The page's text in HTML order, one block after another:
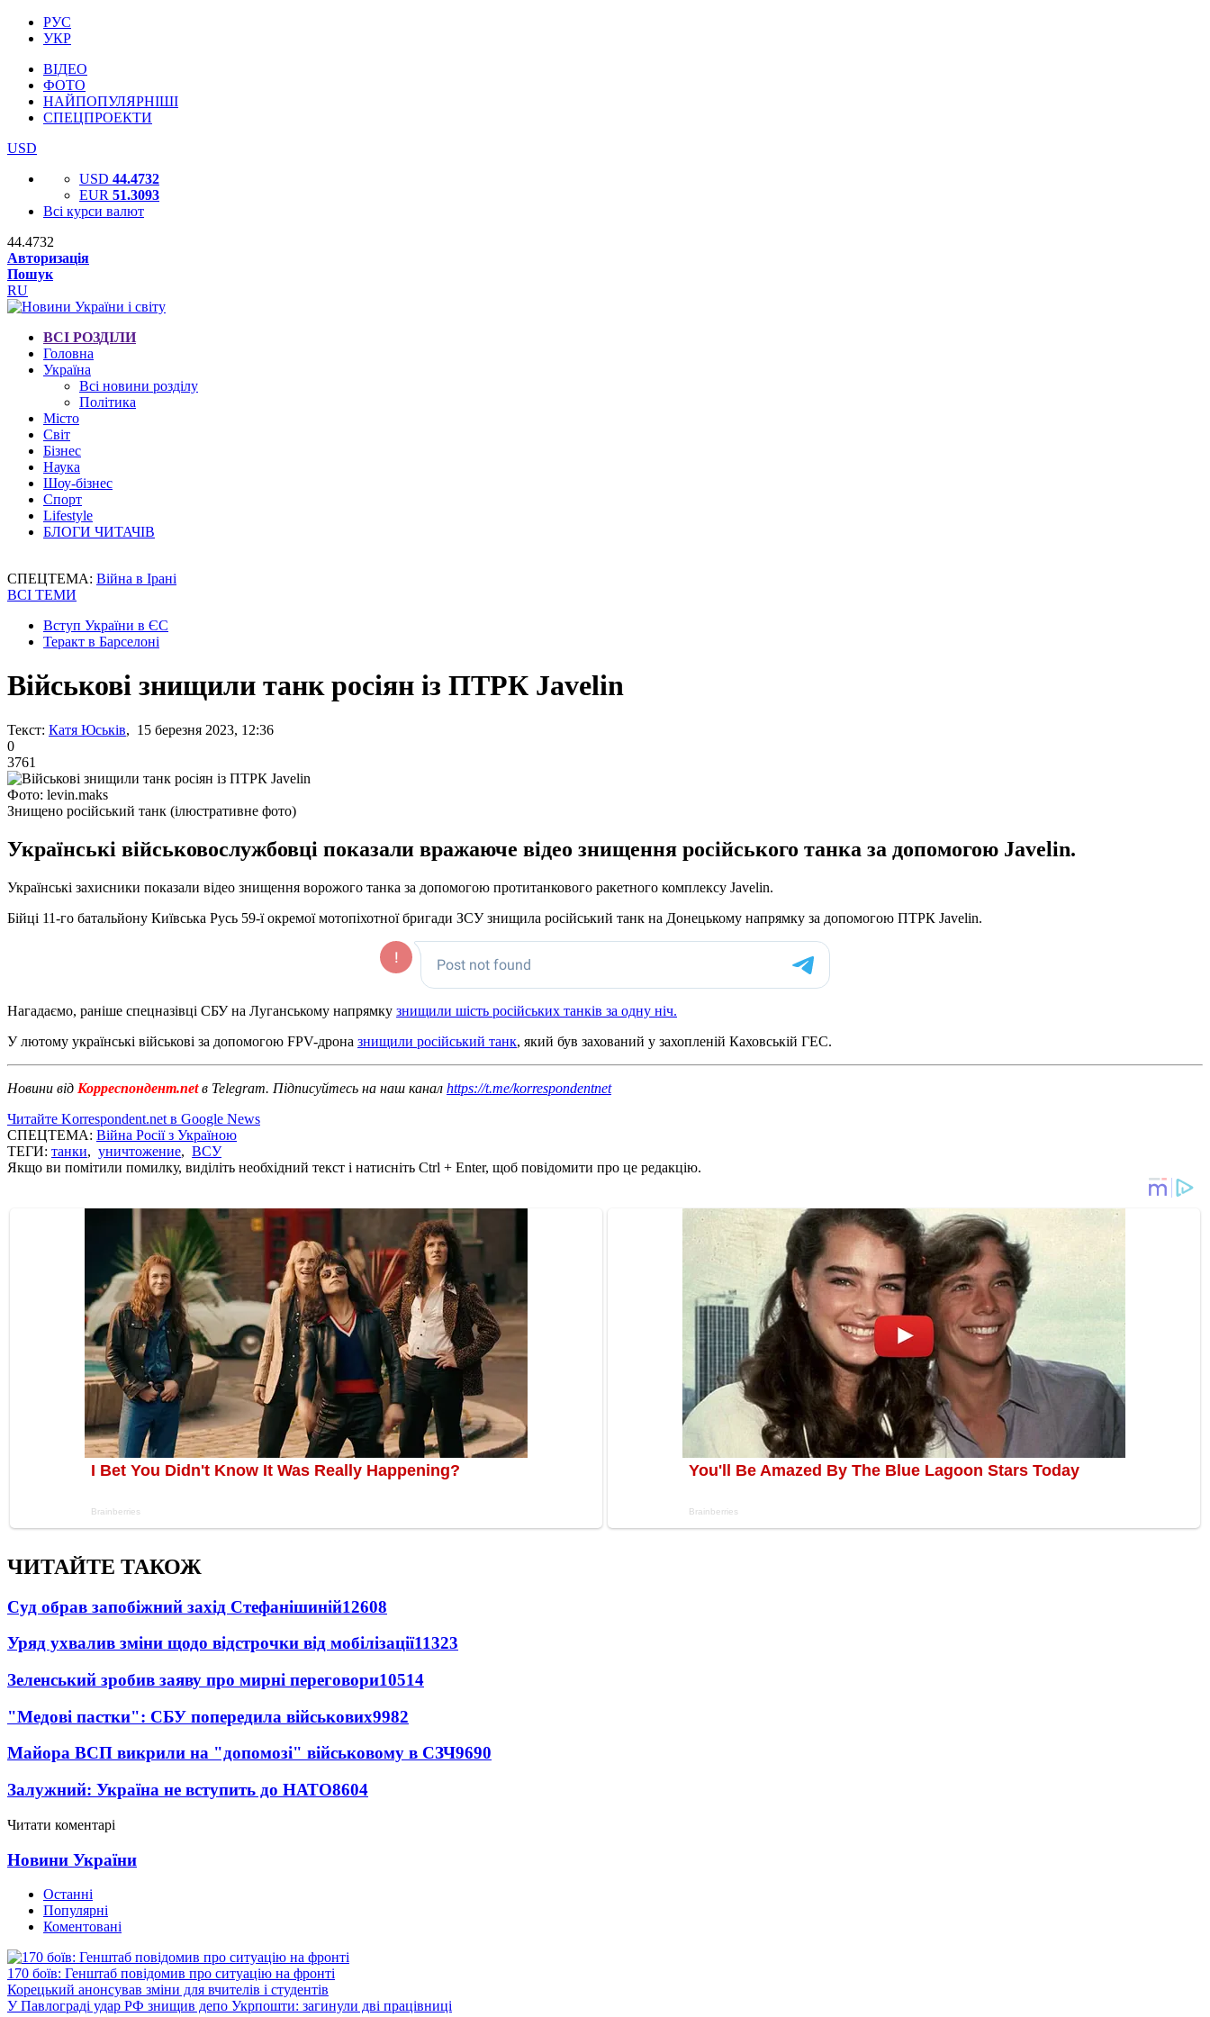
РУС
УКР
ВІДЕО
ФОТО
НАЙПОПУЛЯРНІШІ
СПЕЦПРОЕКТИ
USD
USD 44.4732
EUR 51.3093
Всі курси валют
44.4732
Авторизація
Пошук
RU
ВСІ РОЗДІЛИ
Головна
Україна
Всі новини розділу
Політика
Місто
Світ
Бізнес
Наука
Шоу-бізнес
Спорт
Lifestyle
БЛОГИ ЧИТАЧІВ
СПЕЦТЕМА: Війна в Ірані
ВСІ ТЕМИ
Вступ України в ЄС
Теракт в Барселоні
Військові знищили танк росіян із ПТРК Javelin
Текст: Катя Юськів, 15 березня 2023, 12:36
0
3761
Фото: levin.maks
Знищено російський танк (ілюстративне фото)
Українські військовослужбовці показали вражаюче відео знищення російського танка за допомогою Javelin.
Українські захисники показали відео знищення ворожого танка за допомогою протитанкового ракетного комплексу Javelin.
Бійці 11-го батальйону Київська Русь 59-ї окремої мотопіхотної бригади ЗСУ знищила російський танк на Донецькому напрямку за допомогою ПТРК Javelin.
Нагадаємо, раніше спецназівці СБУ на Луганському напрямку знищили шість російських танків за одну ніч.
У лютому українські військові за допомогою FPV-дрона знищили російський танк, який був захований у захопленій Каховській ГЕС.
Новини від Корреспондент.netв Telegram. Підписуйтесь на наш канал https://t.me/korrespondentnet
Читайте Korrespondent.net в Google News
СПЕЦТЕМА: Війна Росії з Україною
ТЕГИ: танки, уничтожение, ВСУ
Якщо ви помітили помилку, виділіть необхідний текст і натисніть Ctrl + Enter, щоб повідомити про це редакцію.
ЧИТАЙТЕ ТАКОЖ
Суд обрав запобіжний захід Стефанішиній12608
Уряд ухвалив зміни щодо відстрочки від мобілізації11323
Зеленський зробив заяву про мирні переговори10514
"Медові пастки": СБУ попередила військових9982
Майора ВСП викрили на "допомозі" військовому в СЗЧ9690
Залужний: Україна не вступить до НАТО8604
Читати коментарі
Новини України
Останні
Популярні
Коментовані
170 боїв: Генштаб повідомив про ситуацію на фронті
Корецький анонсував зміни для вчителів і студентів
У Павлограді удар РФ знищив депо Укрпошти: загинули дві працівниці